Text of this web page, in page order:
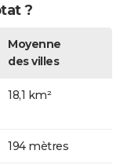
?
Moyenne
des villes
18,1 km²
194 mètres